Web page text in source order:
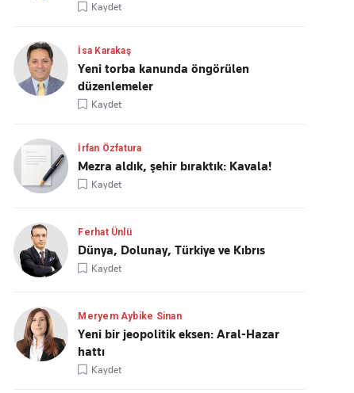
Kaydet
İsa Karakaş
Yeni torba kanunda öngörülen
düzenlemeler
Kaydet
İrfan Özfatura
Mezra aldık, şehir bıraktık: Kavala!
Kaydet
Ferhat Ünlü
Dünya, Dolunay, Türkiye ve Kıbrıs
Kaydet
Meryem Aybike Sinan
Yeni bir jeopolitik eksen: Aral-Hazar
hattı
Kaydet